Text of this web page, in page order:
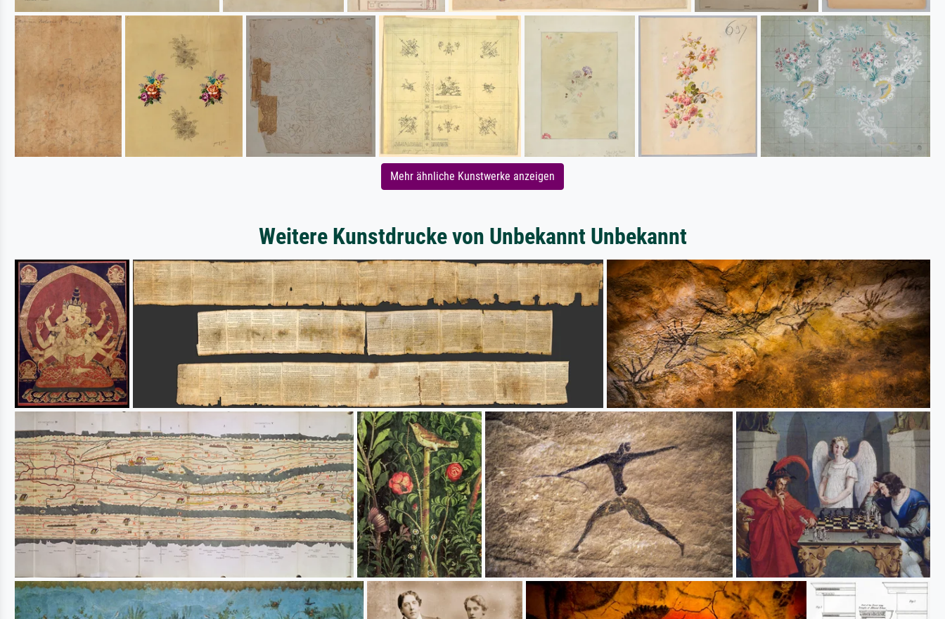
Mehr ähnliche Kunstwerke anzeigen
Weitere Kunstdrucke von Unbekannt Unbekannt